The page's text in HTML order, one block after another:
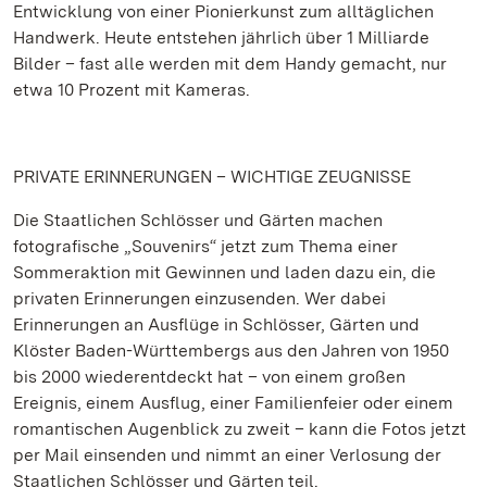
Entwicklung von einer Pionierkunst zum alltäglichen
Handwerk. Heute entstehen jährlich über 1 Milliarde
Bilder – fast alle werden mit dem Handy gemacht, nur
etwa 10 Prozent mit Kameras.
PRIVATE ERINNERUNGEN – WICHTIGE ZEUGNISSE
Die Staatlichen Schlösser und Gärten machen
fotografische „Souvenirs“ jetzt zum Thema einer
Sommeraktion mit Gewinnen und laden dazu ein, die
privaten Erinnerungen einzusenden. Wer dabei
Erinnerungen an Ausflüge in Schlösser, Gärten und
Klöster Baden-Württembergs aus den Jahren von 1950
bis 2000 wiederentdeckt hat – von einem großen
Ereignis, einem Ausflug, einer Familienfeier oder einem
romantischen Augenblick zu zweit – kann die Fotos jetzt
per Mail einsenden und nimmt an einer Verlosung der
Staatlichen Schlösser und Gärten teil.